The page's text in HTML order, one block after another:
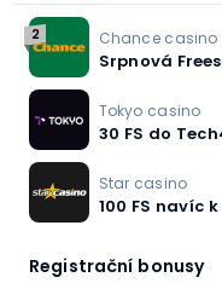
2 Chance casino
Srpnová
Tokyo casino
30 FS do
Star casino
100 FS navíc
Registrační bonusy